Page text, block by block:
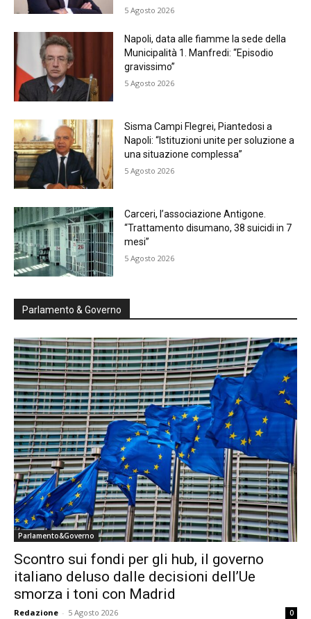
5 Agosto 2026
Napoli, data alle fiamme la sede della
Municipalità 1. Manfredi: “Episodio
gravissimo”
5 Agosto 2026
Sisma Campi Flegrei, Piantedosi a
Napoli: “Istituzioni unite per soluzione a
una situazione complessa”
5 Agosto 2026
Carceri, l’associazione Antigone.
“Trattamento disumano, 38 suicidi in 7
mesi”
5 Agosto 2026
Parlamento & Governo
Parlamento&Governo
Scontro sui fondi per gli hub, il governo
italiano deluso dalle decisioni dell’Ue
smorza i toni con Madrid
Redazione - 5 Agosto 2026 0